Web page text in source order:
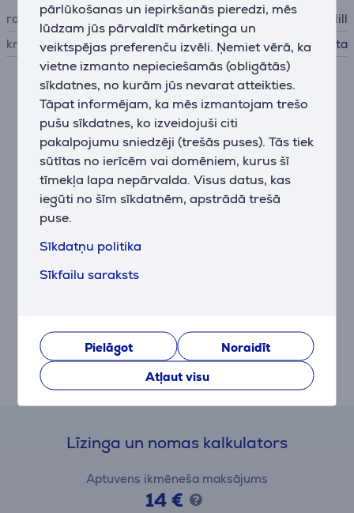
pārlūkošanas un iepirkšanās pieredzi, mēs
lūdzam jūs pārvaldīt mārketinga un
veiktspējas preferenču izvēli. Ņemiet vērā, ka
vietne izmanto nepieciešamās (obligātās)
sīkdatnes, no kurām jūs nevarat atteikties.
Tāpat informējam, ka mēs izmantojam trešo
pušu sīkdatnes, ko izveidojuši citi
pakalpojumu sniedzēji (trešās puses). Tās tiek
sūtītas no ierīcēm vai domēniem, kurus šī
tīmekļa lapa nepārvalda. Visus datus, kas
iegūti no šīm sīkdatnēm, apstrādā trešā
puse.
Sīkdatņu politika
Sīkfailu saraksts
Pielāgot
Noraidīt
Atļaut visu
ražotājs
Mill
krāsa
balta
Apraksts
Ar eļļu pildīts radiators nekad nav izskatījies labāk.
Mill Gentle Air ir gluds un moderns dizains, un,
novietojot to uz statīva, šķiet, ka tas peld gaisā.
Stilīgais pārnēsājamais radiators ir kluss un droši
lietojams bez uzraudzības. Kā norāda nosaukums, Mill
Gentle Air ir maigs siltuma avots, kas nededzina
putekļus un neizžāvē gaisu telpā. Pateicoties
unikālajai slēgtajai formai, tas izplata siltumu telpā
daudz ātrāk nekā tradicionālie ar eļļu pildītie radiatori.
siltumu. Ražotājs to sauc par Mill Heat Boost
tehnoloģiju. Mill Gentle Air 1000W ir lielisks
universāls sildītājs. Šis modelis ļauj sildīt nelielas
telpas.
Līzinga un nomas kalkulators
Aptuvens ikmēneša maksājums
14 €